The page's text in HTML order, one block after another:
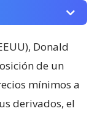
Donald
de un
mínimos a
derivados, el